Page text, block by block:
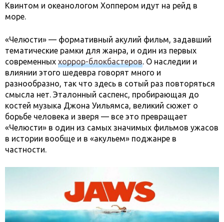
Квинтом и океанологом Хоппером идут на рейд в
море.
«Челюсти» — формативный акулий фильм, задавший
тематические рамки для жанра, и один из первых
современных хоррор-блокбастеров. О наследии и
влиянии этого шедевра говорят много и
разнообразно, так что здесь в сотый раз повторяться
смысла нет. Эталонный саспенс, пробирающая до
костей музыка Джона Уильямса, великий сюжет о
борьбе человека и зверя — все это превращает
«Челюсти» в один из самых значимых фильмов ужасов
в истории вообще и в «акульем» поджанре в
частности.